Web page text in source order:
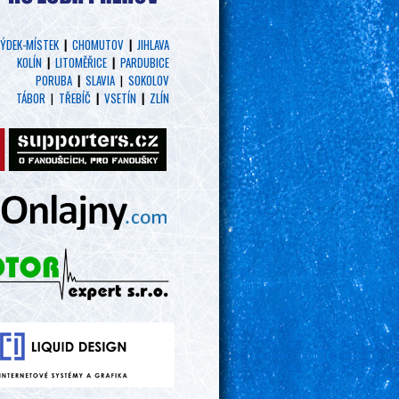
MÍSTEK| CHOMUTOV | JIHLAVA
KOLÍN | LITOMĚŘICE | PARDUBICE
PORUBA | SLAVIA | SOKOLOV
TÁBOR | TŘEBÍČ | VSETÍN | ZLÍN